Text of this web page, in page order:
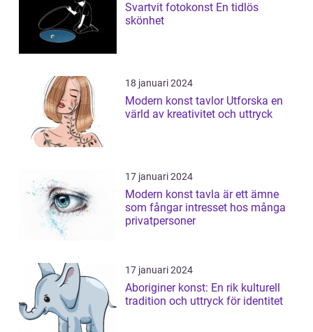
Svartvit fotokonst En tidlös
skönhet
18 januari 2024
Modern konst tavlor Utforska en
värld av kreativitet och uttryck
17 januari 2024
Modern konst tavla är ett ämne
som fångar intresset hos många
privatpersoner
17 januari 2024
Aboriginer konst: En rik kulturell
tradition och uttryck för identitet